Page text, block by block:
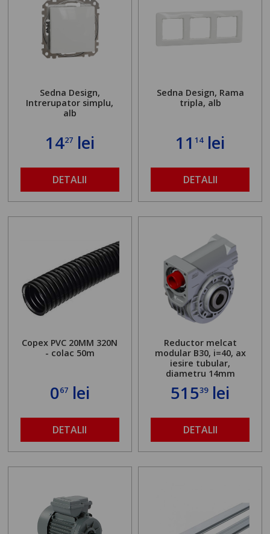
Sedna Design,
Intrerupator simplu,
alb
1427lei
DETALII
Sedna Design, Rama
tripla, alb
1114lei
DETALII
Copex PVC 20MM 320N
- colac 50m
067lei
DETALII
Reductor melcat
modular B30, i=40, ax
iesire tubular,
diametru 14mm
51539lei
DETALII